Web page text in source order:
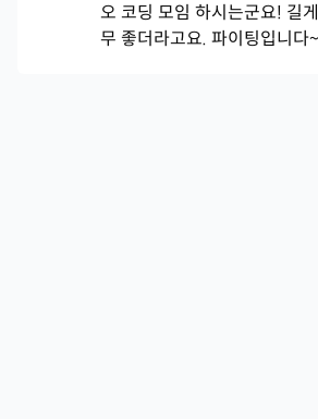
오 코딩 모임 하시는군요! 길
무 좋더라고요. 파이팅입니다